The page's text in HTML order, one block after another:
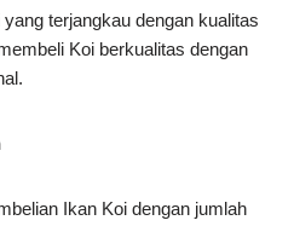
terjangkau dengan kualitas
Koi berkualitas dengan
Ikan Koi dengan jumlah